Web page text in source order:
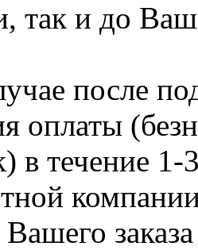
так и до
после
оплаты
в течение